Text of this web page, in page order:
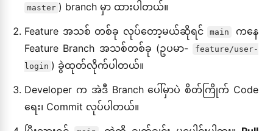
master ) branch မှာ ထားပါတယ်။
Feature အသစ် တစ်ခု လုပ်တော့မယ်ဆိုရင်
main
ကနေ
Feature Branch အသစ်တစ်ခု (ဥပမာ-
feature/user-
login ) ခွဲထုတ်လိုက်ပါတယ်။
Developer က အဲဒီ Branch ပေါ်မှာပဲ စိတ်ကြိုက် Code
ရေး၊ Commit လုပ်ပါတယ်။